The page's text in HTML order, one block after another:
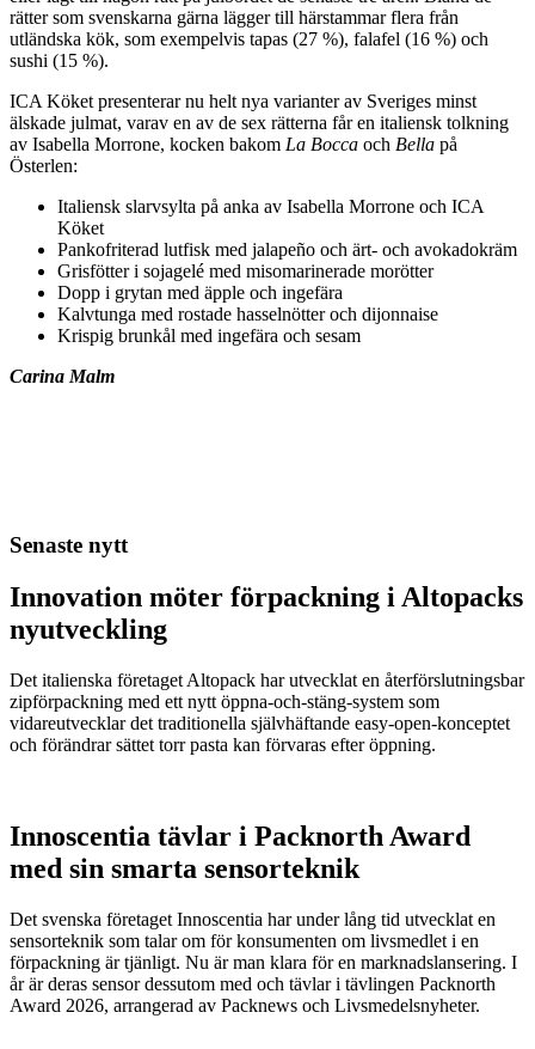
rätter som svenskarna gärna lägger till härstammar flera från
utländska kök, som exempelvis tapas (27 %), falafel (16 %) och
sushi (15 %).
ICA Köket presenterar nu helt nya varianter av Sveriges minst
älskade julmat, varav en av de sex rätterna får en italiensk tolkning
av Isabella Morrone, kocken bakom La Bocca och Bella på
Österlen:
Italiensk slarvsylta på anka av Isabella Morrone och ICA
Köket
Pankofriterad lutfisk med jalapeño och ärt- och avokadokräm
Grisfötter i sojagelé med misomarinerade morötter
Dopp i grytan med äpple och ingefära
Kalvtunga med rostade hasselnötter och dijonnaise
Krispig brunkål med ingefära och sesam
Carina Malm
Senaste nytt
Innovation möter förpackning i Altopacks
nyutveckling
Det italienska företaget Altopack har utvecklat en återförslutningsbar
zipförpackning med ett nytt öppna-och-stäng-system som
vidareutvecklar det traditionella självhäftande easy-open-konceptet
och förändrar sättet torr pasta kan förvaras efter öppning.
Innoscentia tävlar i Packnorth Award
med sin smarta sensorteknik
Det svenska företaget Innoscentia har under lång tid utvecklat en
sensorteknik som talar om för konsumenten om livsmedlet i en
förpackning är tjänligt. Nu är man klara för en marknadslansering. I
år är deras sensor dessutom med och tävlar i tävlingen Packnorth
Award 2026, arrangerad av Packnews och Livsmedelsnyheter.